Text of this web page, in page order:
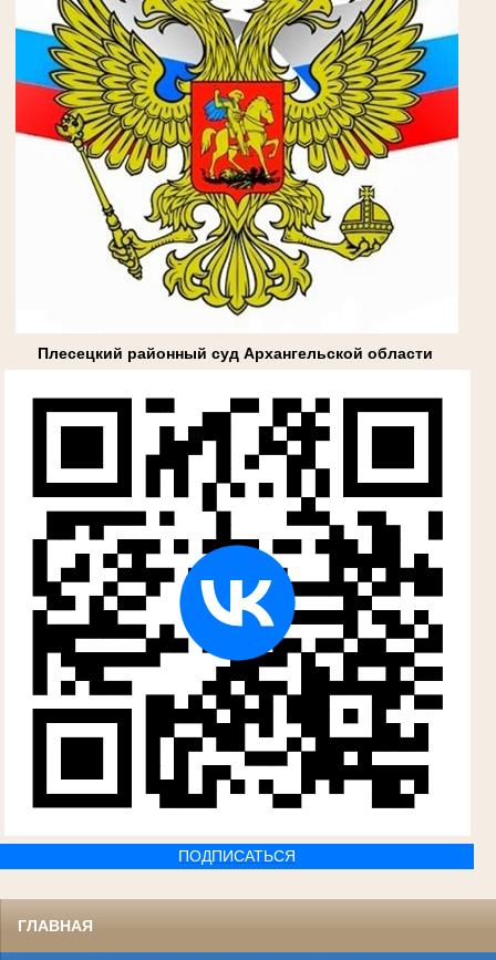
Плесецкий районный суд Архангельской области
ПОДПИСАТЬСЯ
ГЛАВНАЯ